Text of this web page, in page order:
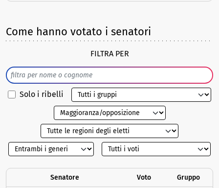
Come hanno votato i senatori
FILTRA PER
Solo i ribelli
Senatore Voto Gruppo